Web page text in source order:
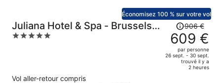
Juliana Hotel & Spa - Brussels
Centre
5
Économisez 100 % sur votre vol
Le
prix
était
de
906 €.
906 €
609 €
par personne
26 sept. - 30 sept.
trouvé il y a
2 heures
Vol aller-retour compris